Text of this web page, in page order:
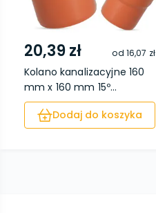
20,39 zł od 16,07 zł
Kolano kanalizacyjne 160
mm x 160 mm 15º...
Dodaj do koszyka